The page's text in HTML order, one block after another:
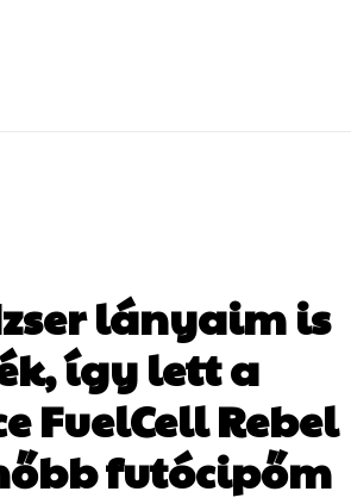
lányaim is
így lett a
FuelCell Rebel
futócipőm